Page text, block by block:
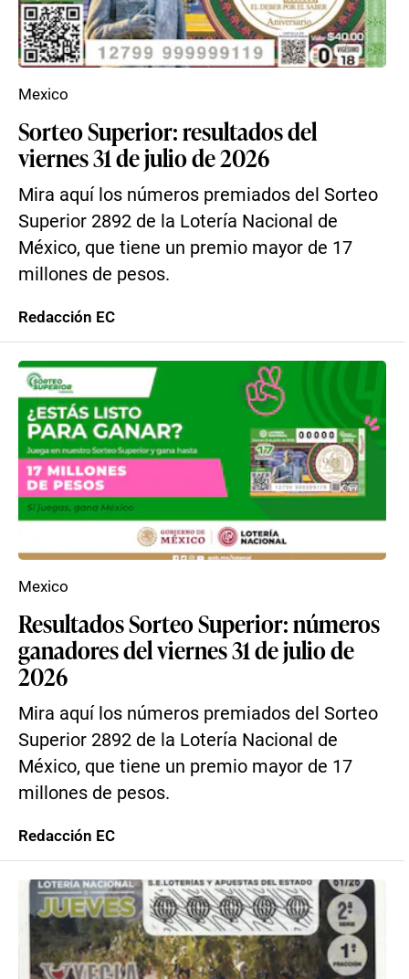
Sorteo Superior: resultados del
viernes 31 de julio de 2026
Mira aquí los números premiados del Sorteo
Superior 2892 de la Lotería Nacional de
México, que tiene un premio mayor de 17
millones de pesos.
Mexico
Redacción EC
Resultados Sorteo Superior: números
ganadores del viernes 31 de julio de
2026
Mira aquí los números premiados del Sorteo
Superior 2892 de la Lotería Nacional de
México, que tiene un premio mayor de 17
millones de pesos.
Mexico
Redacción EC